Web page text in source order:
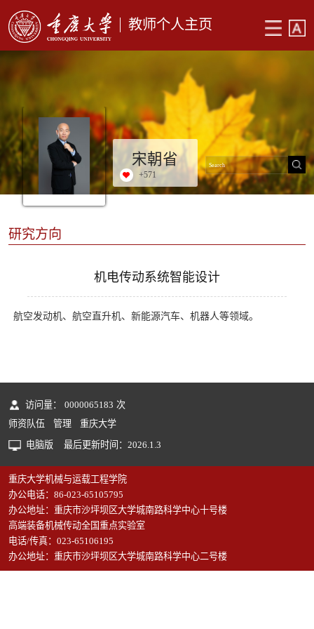
教师个人主页
宋朝省
+571
研究方向
机电传动系统智能设计
航空发动机、航空直升机、新能源汽车、机器人等领域。
访问量： 0000065183 次
师资队伍
管理
重庆大学
电脑版
最后更新时间： 2026 1 3
重庆大学机械与运载工程学院
办公电话：86-023-65105795
办公地址：重庆市沙坪坝区大学城南路科学中心十号楼
高端装备机械传动全国重点实验室
电话/传真：023-65106195
办公地址：重庆市沙坪坝区大学城南路科学中心二号楼